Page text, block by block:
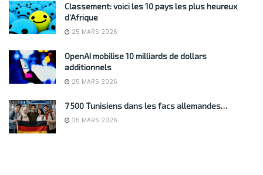
Classement: voici les 10 pays les plus heureux
d’Afrique
25 MARS 2026
OpenAI mobilise 10 milliards de dollars
additionnels
25 MARS 2026
7 500 Tunisiens dans les facs allemandes…
25 MARS 2026